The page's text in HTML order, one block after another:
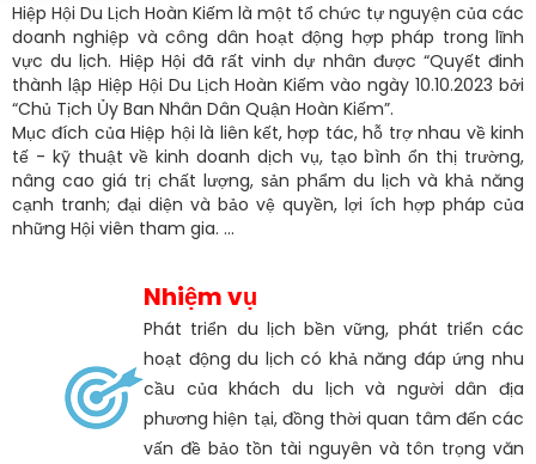
Hiệp Hội Du Lịch Hoàn Kiếm là một tổ chức tự nguyện của các
doanh nghiệp và công dân hoạt động hợp pháp trong lĩnh
vực du lịch. Hiệp Hội đã rất vinh dự nhân được “Quyết đinh
thành lập Hiệp Hội Du Lịch Hoàn Kiếm vào ngày 10.10.2023 bởi
“Chủ Tịch Ủy Ban Nhân Dân Quận Hoàn Kiếm”.
Mục đích của Hiệp hội là liên kết, hợp tác, hỗ trợ nhau về kinh
tế - kỹ thuật về kinh doanh dịch vụ, tạo bình ổn thị trường,
nâng cao giá trị chất lượng, sản phẩm du lịch và khả năng
cạnh tranh; đại diện và bảo vệ quyền, lợi ích hợp pháp của
những Hội viên tham gia. ...
Nhiệm vụ
Phát triển du lịch bền vững, phát triển các
hoạt động du lịch có khả năng đáp ứng nhu
cầu của khách du lịch và người dân địa
phương hiện tại, đồng thời quan tâm đến các
vấn đề bảo tồn tài nguyên và tôn trọng văn